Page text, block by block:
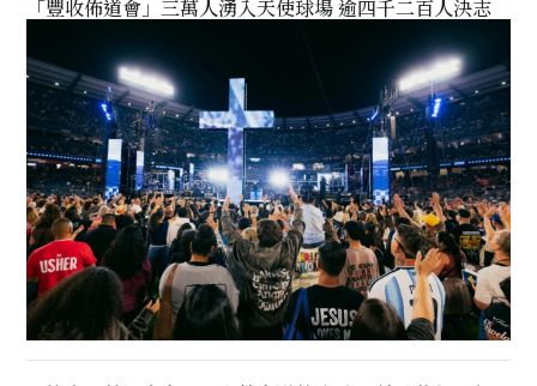
「豐收佈道會」三萬人湧入天使球場 逾四千二百人決志